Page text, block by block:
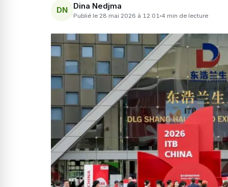
DN Dina Nedjma
Publié le 28 mai 2026 à 12:01 4 min de lecture